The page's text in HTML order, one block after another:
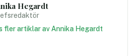
Hegardt
fler artiklar av Annika Hegardt